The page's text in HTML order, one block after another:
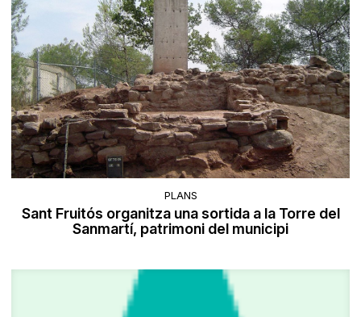
PLANS
Sant Fruitós organitza una sortida a la Torre del
Sanmartí, patrimoni del municipi